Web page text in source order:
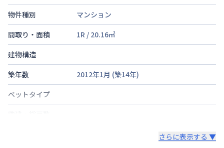
物件種別
マンション
間取り・面積
1R / 20.16㎡
建物構造
築年数
2012年1月 (築14年)
ベットタイプ
さらに表示する ▼